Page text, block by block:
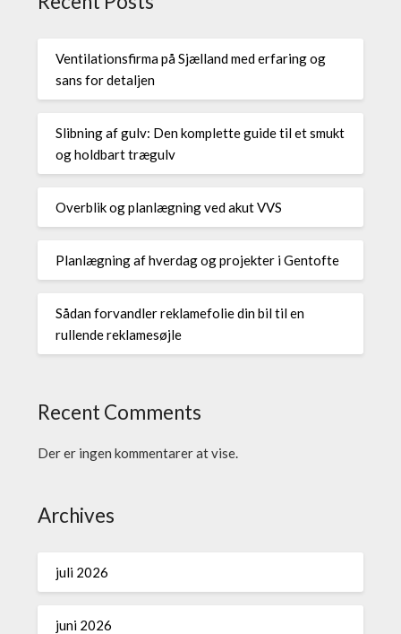
Ventilationsfirma på Sjælland med erfaring og
sans for detaljen
Slibning af gulv: Den komplette guide til et smukt
og holdbart trægulv
Overblik og planlægning ved akut VVS
Planlægning af hverdag og projekter i Gentofte
Sådan forvandler reklamefolie din bil til en
rullende reklamesøjle
Recent Comments
Der er ingen kommentarer at vise.
Archives
juli 2026
juni 2026